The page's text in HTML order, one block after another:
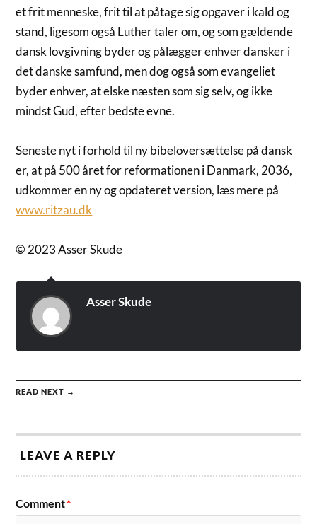
et frit menneske, frit til at påtage sig opgaver i kald og
stand, ligesom også Luther taler om, og som gældende
dansk lovgivning byder og pålægger enhver dansker i
det danske samfund, men dog også som evangeliet
byder enhver, at elske næsten som sig selv, og ikke
mindst Gud, efter bedste evne.
Seneste nyt i forhold til ny bibeloversættelse på dansk
er, at på 500 året for reformationen i Danmark, 2036,
udkommer en ny og opdateret version, læs mere på
www.ritzau.dk
© 2023 Asser Skude
Asser Skude
READ NEXT →
LEAVE A REPLY
Comment*